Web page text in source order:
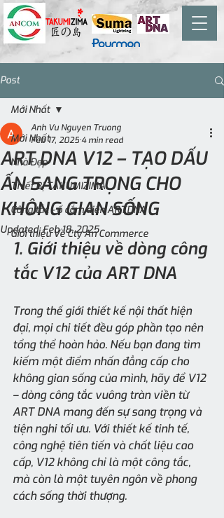
Post
Mới Nhất
Nhà Đẹp
Thiết Bị TAKUMIZIMA
Công tắc - ổ cắm điện ARTDNA
Giới thiệu Về Cty An Commerce
Mới Nhất
ART DNA V12 – TẠO DẤU
ẤN SANG TRỌNG CHO
KHÔNG GIAN SỐNG
Anh Vu Nguyen Truong
Feb 17, 20254 min read
Updated:Feb 18, 2025
1. Giới thiệu về dòng công
tắc V12 của ART DNA
Trong thế giới thiết kế nội thất hiện
đại, mọi chi tiết đều góp phần tạo nên
tổng thể hoàn hảo. Nếu bạn đang tìm
kiếm một điểm nhấn đẳng cấp cho
không gian sống của mình, hãy để V12
– dòng công tắc vuông tràn viền từ
ART DNA mang đến sự sang trọng và
tiện nghi tối ưu. Với thiết kế tinh tế,
công nghệ tiên tiến và chất liệu cao
cấp, V12 không chỉ là một công tắc,
mà còn là một tuyên ngôn về phong
cách sống thời thượng.